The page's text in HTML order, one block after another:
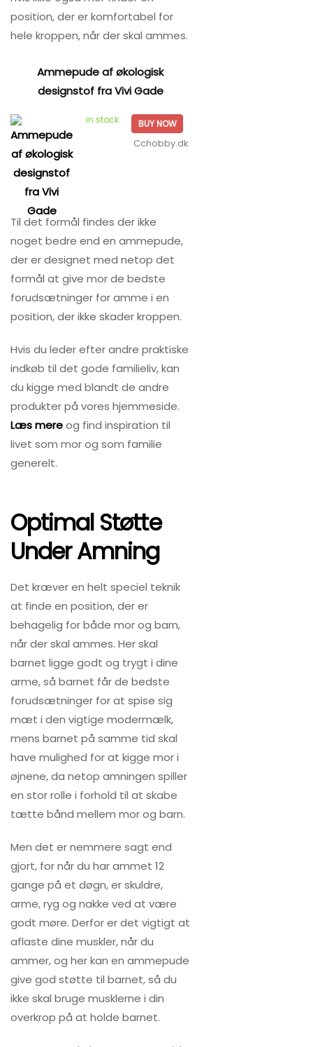
position, der er komfortabel for
hele kroppen, når der skal ammes.
Ammepude af økologisk
designstof fra Vivi Gade
in stock
BUY NOW
Cchobby.dk
Til det formål findes der ikke
noget bedre end en ammepude,
der er designet med netop det
formål at give mor de bedste
forudsætninger for amme i en
position, der ikke skader kroppen.
Hvis du leder efter andre praktiske
indkøb til det gode familieliv, kan
du kigge med blandt de andre
produkter på vores hjemmeside.
Læs mereog find inspiration til
livet som mor og som familie
generelt.
Optimal Støtte
Under Amning
Det kræver en helt speciel teknik
at finde en position, der er
behagelig for både mor og barn,
når der skal ammes. Her skal
barnet ligge godt og trygt i dine
arme, så barnet får de bedste
forudsætninger for at spise sig
mæt i den vigtige modermælk,
mens barnet på samme tid skal
have mulighed for at kigge mor i
øjnene, da netop amningen spiller
en stor rolle i forhold til at skabe
tætte bånd mellem mor og barn.
Men det er nemmere sagt end
gjort, for når du har ammet 12
gange på et døgn, er skuldre,
arme, ryg og nakke ved at være
godt møre. Derfor er det vigtigt at
aflaste dine muskler, når du
ammer, og her kan en ammepude
give god støtte til barnet, så du
ikke skal bruge musklerne i din
overkrop på at holde barnet.